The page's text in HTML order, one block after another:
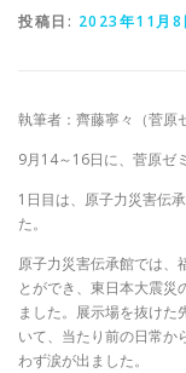
投稿日: 2023年11月8
執筆者：齊藤寧々（菅原
9月14～16日に、菅原ゼ
1日目は、原子力災害伝
た。
原子力災害伝承館では、
とができ、東日本大震災
ました。展示場を抜けた
いて、当たり前の日常か
わず涙が出ました。